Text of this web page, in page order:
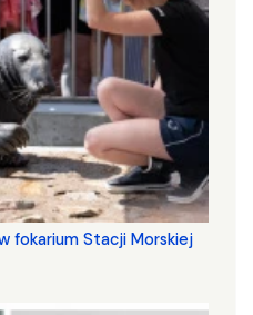
fokarium Stacji Morskiej